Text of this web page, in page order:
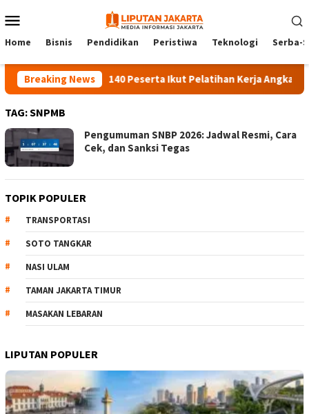
to
Menu
Home Bisnis Pendidikan Peristiwa Teknologi Serba-
Breaking News140 Peserta Ikut Pelatihan Kerja Angkatan 1
TAG:SNPMB
Pengumuman SNBP 2026: Jadwal Resmi, Cara
Cek, dan Sanksi Tegas
TOPIK POPULER
TRANSPORTASI
SOTO TANGKAR
NASI ULAM
TAMAN JAKARTA TIMUR
MASAKAN LEBARAN
LIPUTAN POPULER